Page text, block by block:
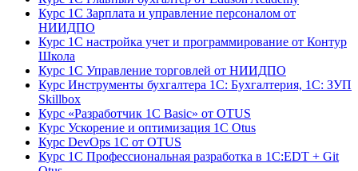
Курс 1С Зарплата и управление персоналом от
НИИДПО
Курс 1С настройка учет и программирование от Контур
Школа
Курс 1С Управление торговлей от НИИДПО
Курс Инструменты бухгалтера 1С: Бухгалтерия, 1С: ЗУП
Skillbox
Курс «Разработчик 1С Basic» от OTUS
Курс Ускорение и оптимизация 1С Otus
Курс DevOps 1С от OTUS
Курс 1С Профессиональная разработка в 1С:EDT + Git